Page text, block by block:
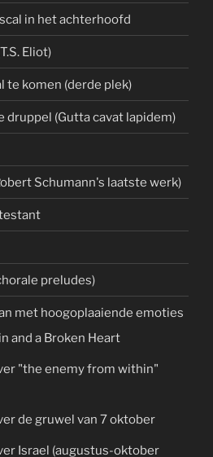
in het achterhoofd
Eliot)
te komen (derde plek)
druppel (Gutta cavat lapidem)
Schumann's laatste werk)
preludes)
met hoogoplaaiende emoties
and a Broken Heart
"the enemy from within"
de gruwel van 7 oktober
Israel (augustus-oktober